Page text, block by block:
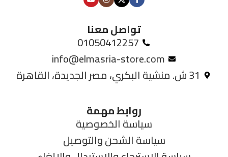
تواصل معنا
01050412257
info@elmasria-store.com
31 ش. منشية البكري، مصر الجديدة، القاهرة
روابط مهمة
سياسة الخصوصية
سياسة الشحن والتوصيل